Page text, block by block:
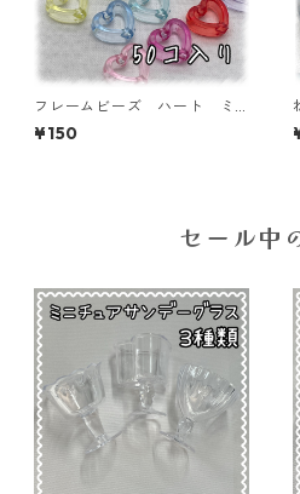
フレームビーズ ハート ミ
ックス 50個入り【AB‐FU1
8】
¥150
セール中